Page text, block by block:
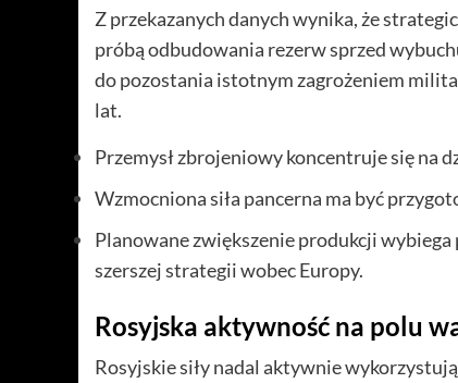
Z przekazanych danych wynika, że
próbą odbudowania rezerw sprzed
do pozostania istotnym zagrożeniem
lat.
Przemysł zbrojeniowy koncentruje się na
Wzmocniona siła pancerna ma być
Planowane zwiększenie produkcji
szerszej strategii wobec Europy.
Rosyjska aktywność na polu
Rosyjskie siły nadal aktywnie